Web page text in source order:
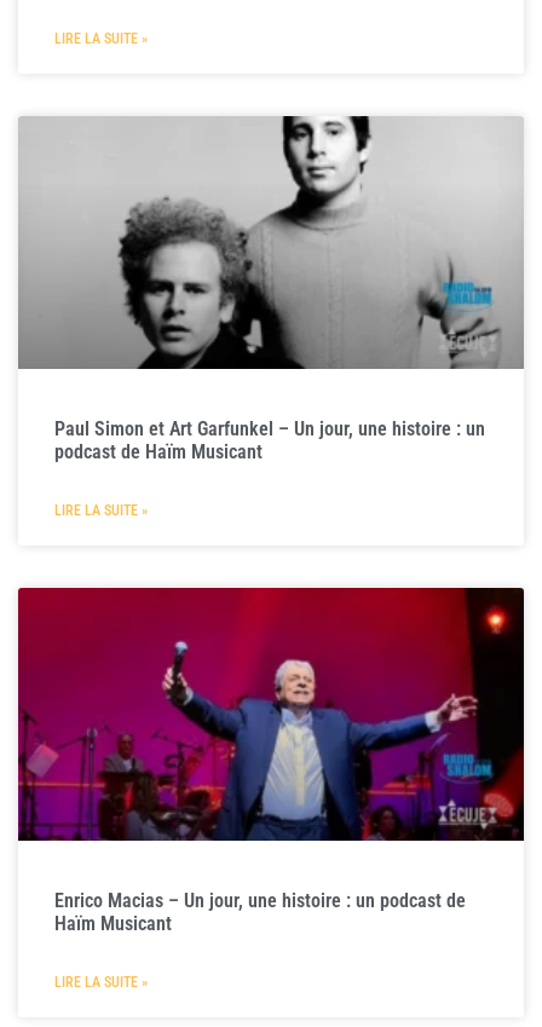
LIRE LA SUITE »
Paul Simon et Art Garfunkel – Un jour, une histoire : un
podcast de Haïm Musicant
LIRE LA SUITE »
Enrico Macias – Un jour, une histoire : un podcast de
Haïm Musicant
LIRE LA SUITE »